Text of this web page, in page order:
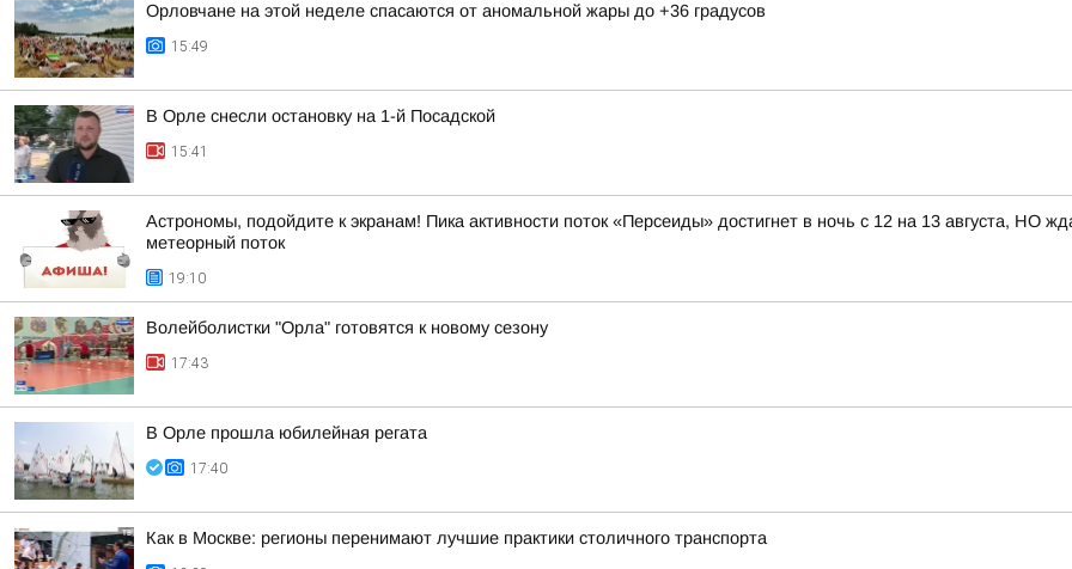
Орловчане на этой неделе спасаются от аномальной жары до +36 градусов
15:49
В Орле снесли остановку на 1-й Посадской
15:41
Астрономы, подойдите к экранам! Пика активности поток «Персеиды» достигнет в ночь с 12 на 13 августа, НО
метеорный поток
19:10
Волейболистки "Орла" готовятся к новому сезону
17:43
В Орле прошла юбилейная регата
17:40
Как в Москве: регионы перенимают лучшие практики столичного транспорта